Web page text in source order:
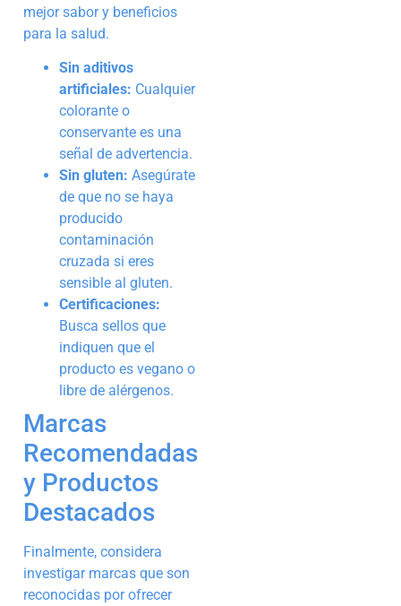
mejor sabor y beneficios
para la salud.
Sin aditivos
artificiales: Cualquier
colorante o
conservante es una
señal de advertencia.
Sin gluten: Asegúrate
de que no se haya
producido
contaminación
cruzada si eres
sensible al gluten.
Certificaciones:
Busca sellos que
indiquen que el
producto es vegano o
libre de alérgenos.
Marcas
Recomendadas
y Productos
Destacados
Finalmente, considera
investigar marcas que son
reconocidas por ofrecer